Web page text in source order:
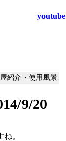
紹介・使用風景
9/20
。